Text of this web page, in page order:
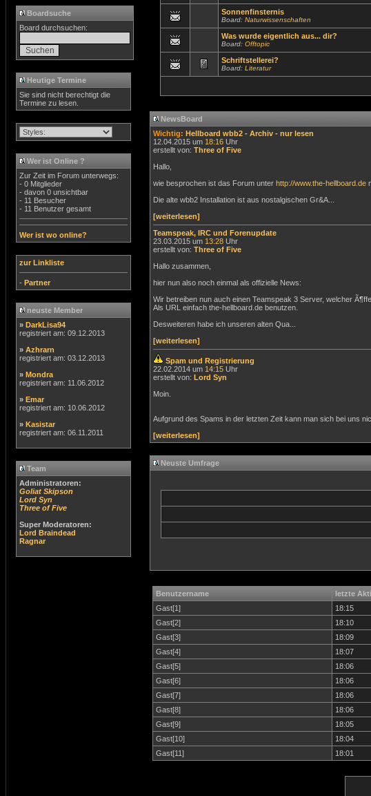
Boardsuche
Board durchsuchen:
Heutige Termine
Sie sind nicht berechtigt die
Termine zu lesen.
Wer ist Online ?
Zur Zeit im Forum unterwegs:
- 0 Mitglieder
- davon 0 unsichtbar
- 11 Besucher
- 11 Benutzer gesamt
Wer ist wo online?
zur Linkliste
- Partner
neuste Member
» DarkLisa94
registriert am: 09.12.2013
» Azhrarn
registriert am: 03.12.2013
» Mondra
registriert am: 11.06.2012
» Emar
registriert am: 10.06.2012
» Kasistar
registriert am: 06.11.2011
Team
Administratoren:
Goliat Skipson
Lord Syn
Three of Five
Super Moderatoren:
Lord Braindead
Ragnar
Sonnenfinsternis
Board: Naturwissenschaften
Was wurde eigentlich aus... dir?
Board: Offtopic
Schriftstellerei?
Board: Literatur
NewsBoard
Wichtig: Hellboard wbb2 - Archiv - nur lesen
12.04.2015 um 18:16Uhr
erstellt von: Three of Five
Hallo,
wie besprochen ist das Forum unter http://www.the-hellboard.de
Die alte wbb2 Installation ist aus nostalgischen Gr&A...
[weiterlesen]
Teamspeak, IRC und Forenupdate
23.03.2015 um 13:28Uhr
erstellt von: Three of Five
Hallo zusammen,
hier nun also noch einmal als offizielle News:
Wir betreiben nun auch einen Teamspeak 3 Server, welcher
Als URL einfach the-hellboard.de benutzen.
Desweiteren habe ich unseren alten Qua...
[weiterlesen]
Spam und Registrierung
22.02.2014 um 14:15Uhr
erstellt von: Lord Syn
Moin.
Aufgrund des Spams in der letzten Zeit kann man sich bei uns
[weiterlesen]
Neuste Umfrage
Benutzername letzte
Gast[1]
18:15
Gast[2]
18:10
Gast[3]
18:09
Gast[4]
18:07
Gast[5]
18:06
Gast[6]
18:06
Gast[7]
18:06
Gast[8]
18:06
Gast[9]
18:05
Gast[10]
18:04
Gast[11]
18:01